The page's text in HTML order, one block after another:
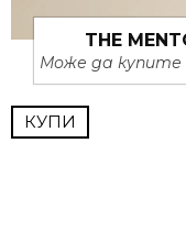
THE
Може да
КУПИ